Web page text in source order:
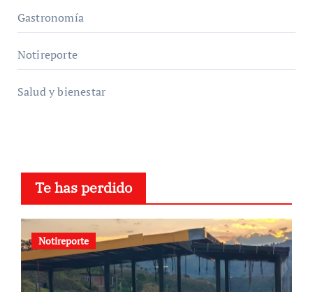
Gastronomía
Notireporte
Salud y bienestar
Te has perdido
Notireporte